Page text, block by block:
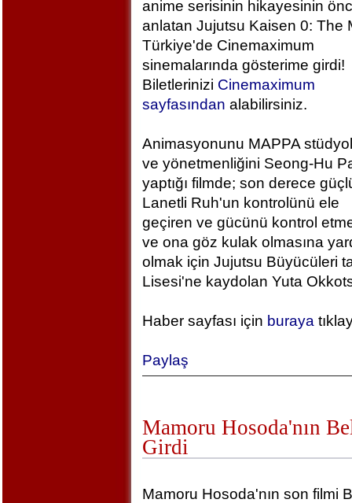
anime serisinin hikayesinin
anlatan Jujutsu Kaisen 0: The
Türkiye'de Cinemaximum
sinemalarında gösterime girdi!
Biletlerinizi Cinemaximum
sayfasından alabilirsiniz.
Animasyonunu MAPPA
ve yönetmenliğini Seong-Hu
yaptığı filmde; son derece
Lanetli Ruh'un kontrolünü ele
geçiren ve gücünü kontrol
ve ona göz kulak olmasına
olmak için Jujutsu Büyücüleri
Lisesi'ne kaydolan Yuta
Haber sayfası için buraya
Paylaş
Mamoru Hosoda'nın
Girdi
Mamoru Hosoda'nın son filmi